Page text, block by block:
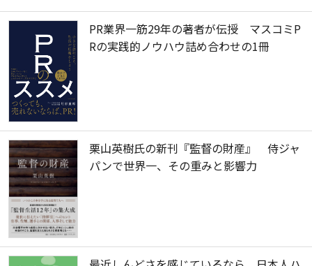
PR業界一筋29年の著者が伝授 マスコミP
Rの実践的ノウハウ詰め合わせの1冊
栗山英樹氏の新刊『監督の財産』 侍ジャ
パンで世界一、その重みと影響力